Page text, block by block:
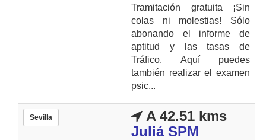
Tramitación gratuita ¡Sin
colas ni molestias! Sólo
abonando el informe de
aptitud y las tasas de
Tráfico. Aquí puedes
también realizar el examen
psic...
Sevilla
A 42.51 kms
Juliá SPM